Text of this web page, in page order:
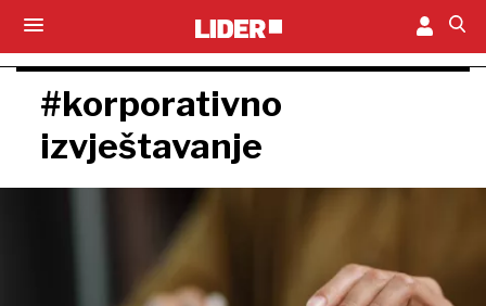
#korporativno
izvještavanje